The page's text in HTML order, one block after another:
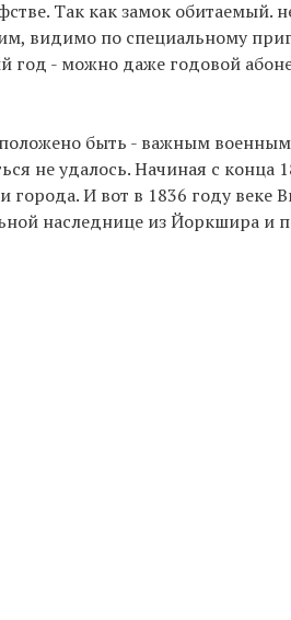
Так как замок обитаемый.
видимо по специальному
год - можно даже годовой
быть - важным
не удалось. Начиная с конца
города. И вот в 1836 году веке
наследнице из Йоркшира и